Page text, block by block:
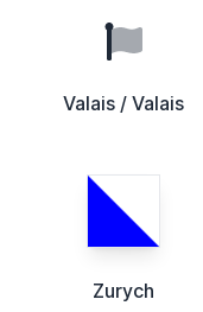
Valais / Valais
Zurych